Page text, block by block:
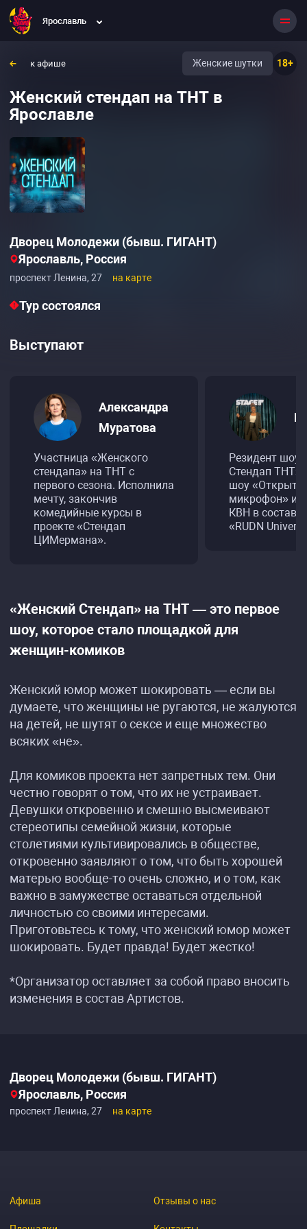
Ярославль
к афише 18+
Женские шутки
Женский стендап на ТНТ в
Ярославле
Дворец Молодежи (бывш. ГИГАНТ)
Ярославль, Россия
проспект Ленина, 27 на карте
Тур состоялся
Выступают
Александра
Муратова
Участница «Женского
стендапа» на ТНТ с
первого сезона. Исполнила
мечту, закончив
комедийные курсы в
проекте «Стендап
ЦИМермана».
Резидент шоу
Стендап ТНТ»,
шоу
микрофон» и
КВН в
«RUDN
«Женский Стендап» на ТНТ — это первое
шоу, которое стало площадкой для
женщин-комиков
Женский юмор может шокировать — если вы
думаете, что женщины не ругаются, не жалуются
на детей, не шутят о сексе и еще множество
всяких «не».
Для комиков проекта нет запретных тем. Они
честно говорят о том, что их не устраивает.
Девушки откровенно и смешно высмеивают
стереотипы семейной жизни, которые
столетиями культивировались в обществе,
откровенно заявляют о том, что быть хорошей
матерью вообще-то очень сложно, и о том, как
важно в замужестве оставаться отдельной
личностью со своими интересами.
Приготовьтесь к тому, что женский юмор может
шокировать. Будет правда! Будет жестко!
*Организатор оставляет за собой право вносить
изменения в состав Артистов.
Дворец Молодежи (бывш. ГИГАНТ)
Ярославль, Россия
проспект Ленина, 27 на карте
Афиша Отзывы о нас